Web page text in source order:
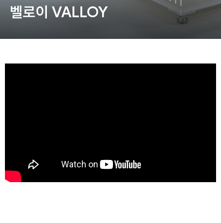
제품디자인 - 삼성전자㈜
동영상, CI - 카피어랜드㈜
동영상, 카탈로그 - 피자마루
사진, 광고디자인 - 중외제약
벨로이 VALLOY